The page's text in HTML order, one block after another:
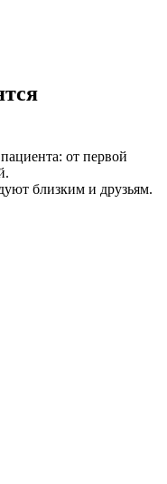
от первой
близким и друзьям.